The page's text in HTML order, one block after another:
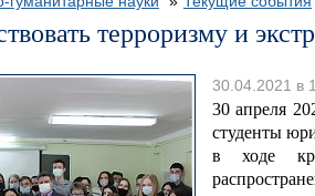
терроризму и
30.04.2021 в
30 апреля
студенты
в ходе